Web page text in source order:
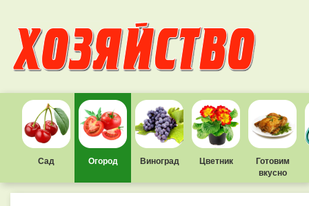
Сад Огород Виноград Цветник
Готовим
вкусно